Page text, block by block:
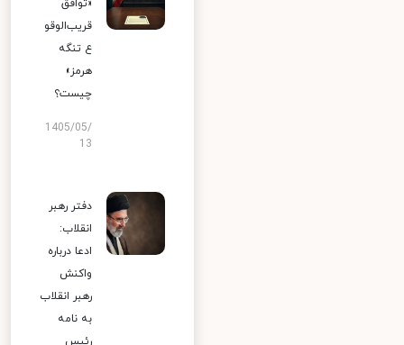
«توافق
قریب‌الوقو
ع تنگه
هرمز»
چیست؟
1405/05/
13
دفتر رهبر
انقلاب:
ادعا درباره
واکنش
رهبر انقلاب
به نامه
رئیس